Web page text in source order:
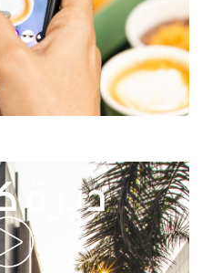
ديرة